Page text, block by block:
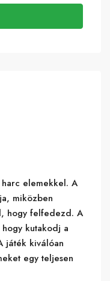
elemekkel. A
miközben
hogy felfedezd. A
kutakodj a
játék kiválóan
egy teljesen